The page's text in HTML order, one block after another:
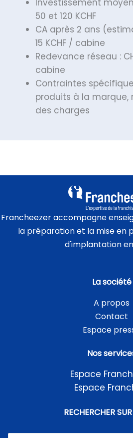
Investissement
50 et 120 KCHF
CA après 2 ans
15 KCHF / cabine
Redevance réseau :
cabine
Contraintes
produits à la marque,
des charges
Francheezer accompagne
la préparation et la mise en
d'implantation en
La société
A propos
Contact
Espace
Nos
Espace
Espace
RECHERCHER